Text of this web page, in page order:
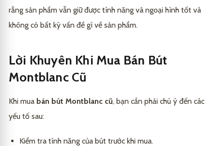
rằng sản phẩm vẫn giữ được tính năng và ngoại hình tốt và
không có bất kỳ vấn đề gì về sản phẩm.
Lời Khuyên Khi Mua Bán Bút
Montblanc Cũ
Khi mua bán bút Montblanc cũ, bạn cần phải chú ý đến các
yếu tố sau:
Kiểm tra tính năng của bút trước khi mua.